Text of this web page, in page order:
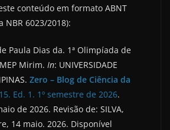
conteúdo em formato ABNT
NBR 6023/2018):
Paula Dias da. 1ª Olimpíada de
Mirim. In: UNIVERSIDADE
Zero – Blog de Ciência da
Ed. 1. 1º semestre de 2026.
de 2026. Revisão de: SILVA,
14 maio. 2026. Disponível